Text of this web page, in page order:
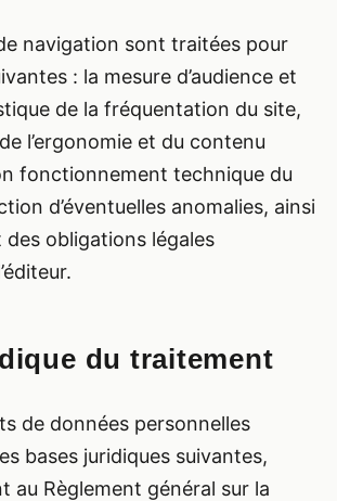
navigation sont traitées pour
: la mesure d’audience et
de la fréquentation du site,
l’ergonomie et du contenu
fonctionnement technique du
d’éventuelles anomalies, ainsi
des obligations légales
du traitement
de données personnelles
bases juridiques suivantes,
au Règlement général sur la